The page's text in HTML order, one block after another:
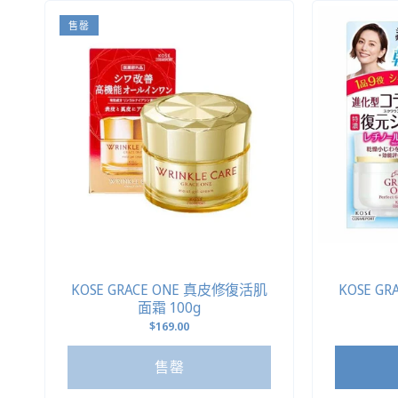
列售罄
KOSE GRACE ONE 真皮修復活肌
面霜 100g
定
$169.00
售罄
KOSE